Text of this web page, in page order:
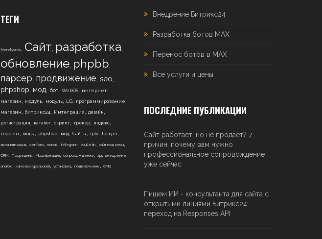
ТЕГИ
friendlycms , Сайт, разработка,
обновление, phpbb,
парсер, продвижение, seo,
phpshop, мод, бот, WebOS, интернет-
магазин, модуль, модуль, LG, программирование,
магазин, битрикс24, Интеграция, дизайн ,
регистрация , каталог, скрипт, трекер, яндекс,
торрент, моды , phpshop, мод, Сайты , iptv, fplayer,
автоматизация, xenforo, поиск, telegram, vbulletin, сайт под ключ,
CRM, Посредник, Модификация, сопровождение , api, внедрение ,
android, каменск-уральский, установка, подключение , CMS
Внедрение Битрикс24
Разработка ботов MAX
Перенос ботов в MAX
Все услуги и цены
ПОСЛЕДНИЕ ПУБЛИКАЦИИ
Сайт работает, но не продаёт? 7
причин, почему вам нужно
профессиональное сопровождение
уже сейчас
Пишем ИИ - консультанта для сайта с
открытыми линиями Битрикс24:
переход на Responses API